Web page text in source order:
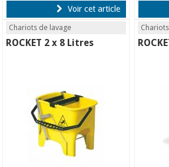
Voir cet article
Chariots de lavage
ROCKET 2 x 8 Litres